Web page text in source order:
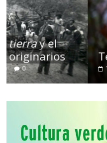
Terror
14 marzo, 2026 Julio